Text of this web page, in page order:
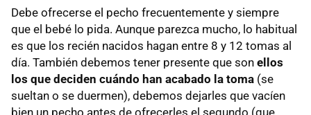
Debe ofrecerse el pecho frecuentemente y siempre
que el bebé lo pida. Aunque parezca mucho, lo habitual
es que los recién nacidos hagan entre 8 y 12 tomas al
día. También debemos tener presente que son ellos
los que deciden cuándo han acabado la toma (se
sueltan o se duermen), debemos dejarles que vacíen
bien un pecho antes de ofrecerles el segundo (que